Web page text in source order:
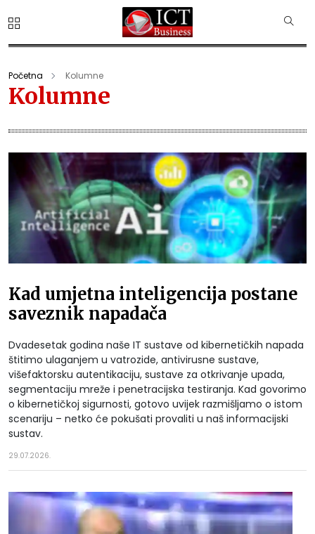
Početna Kolumne
Kolumne
Kad umjetna inteligencija postane
saveznik napadača
Dvadesetak godina naše IT sustave od kibernetičkih napada
štitimo ulaganjem u vatrozide, antivirusne sustave,
višefaktorsku autentikaciju, sustave za otkrivanje upada,
segmentaciju mreže i penetracijska testiranja. Kad govorimo
o kibernetičkoj sigurnosti, gotovo uvijek razmišljamo o istom
scenariju – netko će pokušati provaliti u naš informacijski
sustav.
29.07.2026.